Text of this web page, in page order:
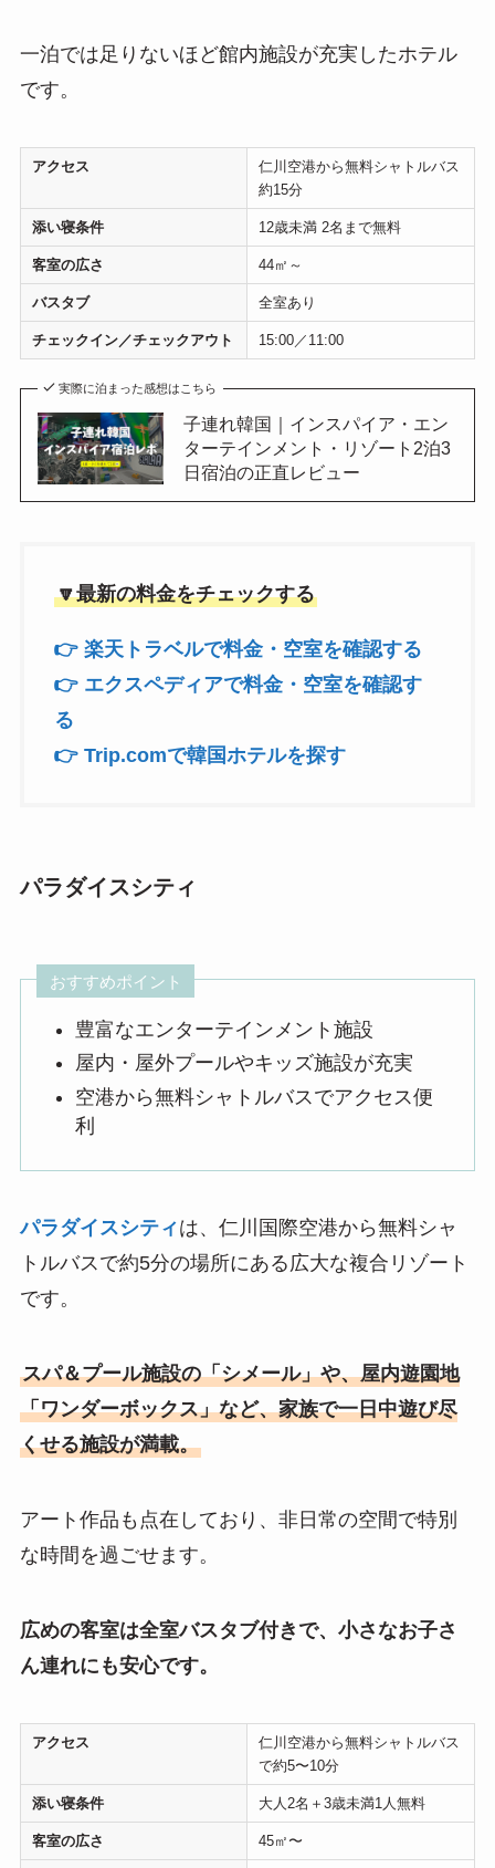
一泊では足りないほど館内施設が充実したホテル
です。
アクセス
仁川空港から無料シャトルバス
約15分
添い寝条件 12歳未満 2名まで無料
客室の広さ 44㎡～
バスタブ 全室あり
チェックイン／チェックアウト 15:00／11:00
実際に泊まった感想はこちら
子連れ韓国｜インスパイア・エン
ターテインメント・リゾート2泊3
日宿泊の正直レビュー
🔽最新の料金をチェックする
👉 楽天トラベルで料金・空室を確認する
👉 エクスペディアで料金・空室を確認す
る
👉 Trip.comで韓国ホテルを探す
パラダイスシティ
おすすめポイント
豊富なエンターテインメント施設
屋内・屋外プールやキッズ施設が充実
空港から無料シャトルバスでアクセス便
利
パラダイスシティは、仁川国際空港から無料シャ
トルバスで約5分の場所にある広大な複合リゾート
です。
スパ＆プール施設の「シメール」や、屋内遊園地
「ワンダーボックス」など、家族で一日中遊び尽
くせる施設が満載。
アート作品も点在しており、非日常の空間で特別
な時間を過ごせます。
広めの客室は全室バスタブ付きで、小さなお子さ
ん連れにも安心です。
アクセス
仁川空港から無料シャトルバス
で約5〜10分
添い寝条件 大人2名＋3歳未満1人無料
客室の広さ 45㎡〜